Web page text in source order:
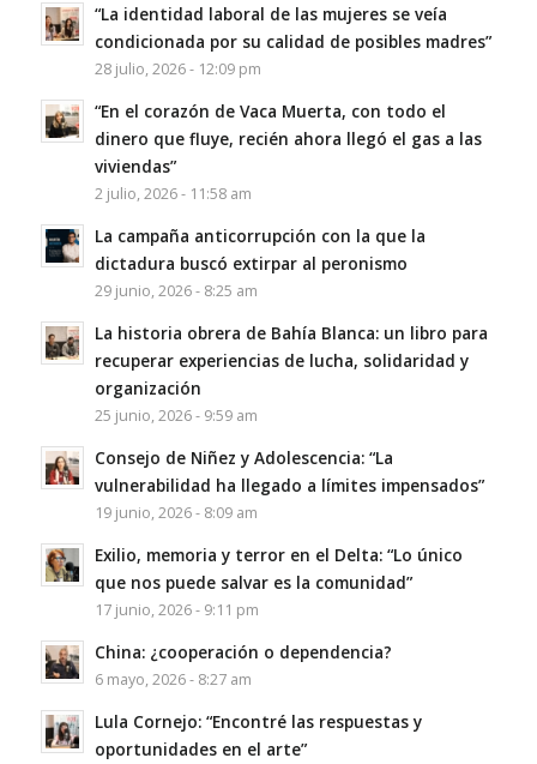
“La identidad laboral de las mujeres se veía
condicionada por su calidad de posibles madres”
28 julio, 2026 - 12:09 pm
“En el corazón de Vaca Muerta, con todo el
dinero que fluye, recién ahora llegó el gas a las
viviendas”
2 julio, 2026 - 11:58 am
La campaña anticorrupción con la que la
dictadura buscó extirpar al peronismo
29 junio, 2026 - 8:25 am
La historia obrera de Bahía Blanca: un libro para
recuperar experiencias de lucha, solidaridad y
organización
25 junio, 2026 - 9:59 am
Consejo de Niñez y Adolescencia: “La
vulnerabilidad ha llegado a límites impensados”
19 junio, 2026 - 8:09 am
Exilio, memoria y terror en el Delta: “Lo único
que nos puede salvar es la comunidad”
17 junio, 2026 - 9:11 pm
China: ¿cooperación o dependencia?
6 mayo, 2026 - 8:27 am
Lula Cornejo: “Encontré las respuestas y
oportunidades en el arte”